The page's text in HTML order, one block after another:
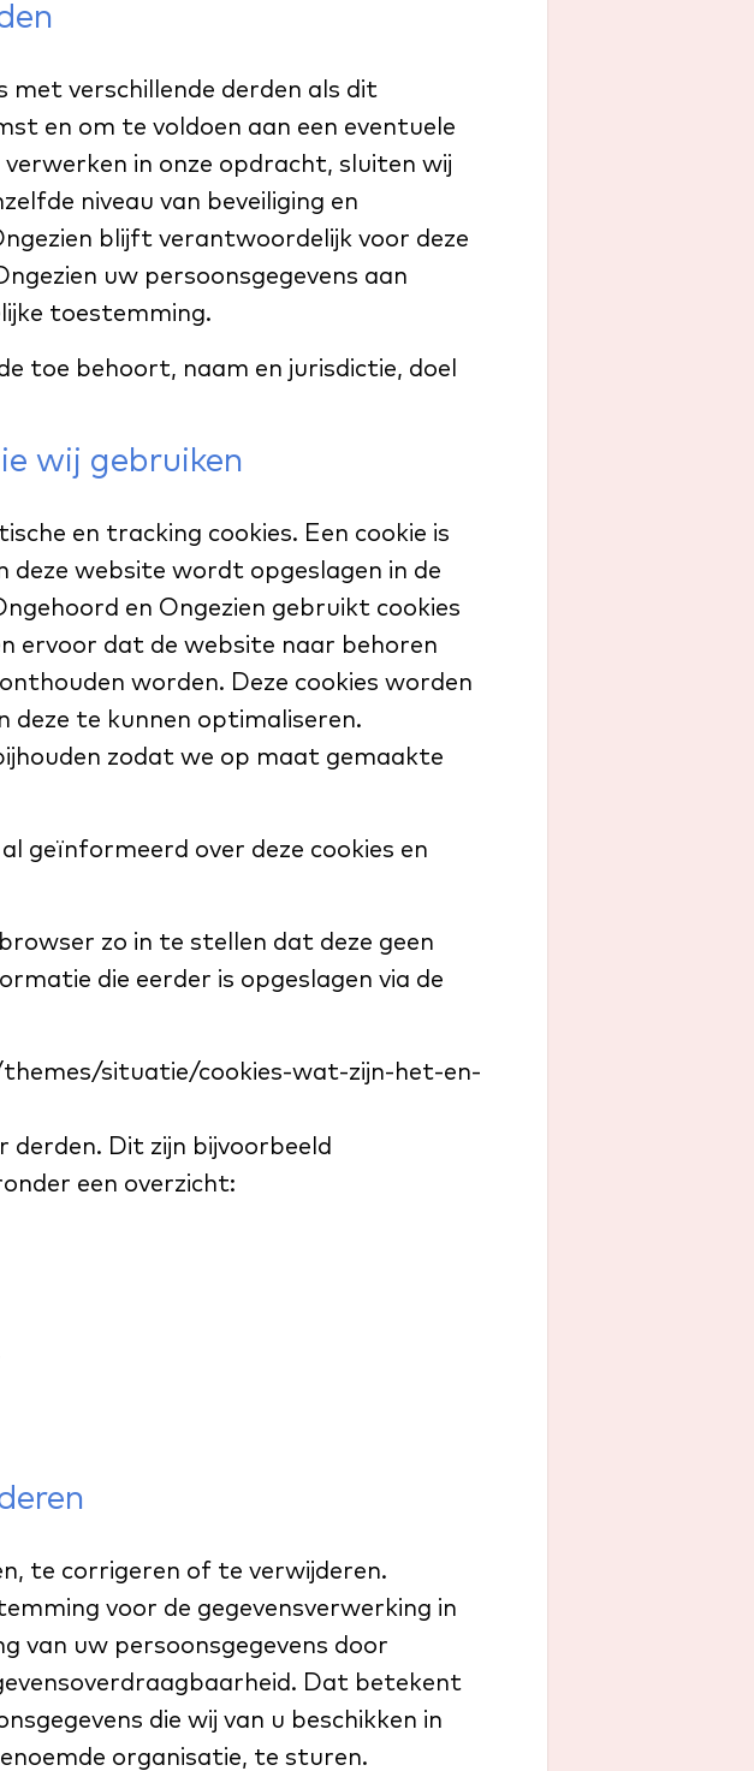
met verschillende derden als dit
en om te voldoen aan een eventuele
in onze opdracht, sluiten wij
niveau van beveiliging en
blijft verantwoordelijk voor deze
uw persoonsgegevens aan
toestemming.
toe behoort, naam en jurisdictie, doel
wij gebruiken
en tracking cookies. Een cookie is
website wordt opgeslagen in de
en Ongezien gebruikt cookies
ervoor dat de website naar behoren
worden. Deze cookies worden
deze te kunnen optimaliseren.
zodat we op maat gemaakte
geïnformeerd over deze cookies en
zo in te stellen dat deze geen
die eerder is opgeslagen via de
situatie/cookies-wat-zijn-het-en-
Dit zijn bijvoorbeeld
een overzicht:
te corrigeren of te verwijderen.
voor de gegevensverwerking in
van uw persoonsgegevens door
Dat betekent
die wij van u beschikken in
organisatie, te sturen.